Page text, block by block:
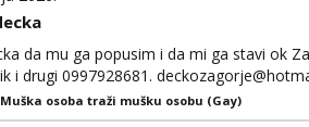
da mu ga popusim i da mi ga stavi ok
i drugi 0997928681.
Muška osoba traži mušku osobu (Gay)